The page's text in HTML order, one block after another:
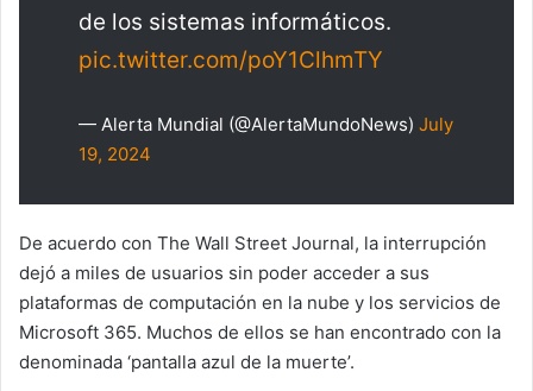
de los sistemas informáticos.
pic.twitter.com/poY1ClhmTY
— Alerta Mundial (@AlertaMundoNews) July
19, 2024
De acuerdo con The Wall Street Journal, la interrupción
dejó a miles de usuarios sin poder acceder a sus
plataformas de computación en la nube y los servicios de
Microsoft 365. Muchos de ellos se han encontrado con la
denominada ‘pantalla azul de la muerte’.